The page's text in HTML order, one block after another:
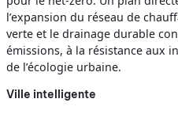
l’expansion du réseau de
verte et le drainage durable
émissions, à la résistance aux
de l’écologie urbaine.
Ville intelligente